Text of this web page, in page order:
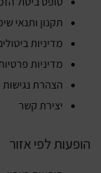
תקנון ותנאי
מדיניות
מדיניות
הצהרת נגישות
יצירת קשר
הופעות לפי אזור